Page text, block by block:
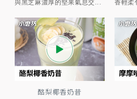
與黑芝麻濃厚的堅果氣息交...
香輕柔
酪梨椰香奶昔